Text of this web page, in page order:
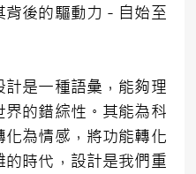
後的驅動力－自始至
是一種語彙，能夠理
的錯綜性。其能為科
為情感，將功能轉化
時代，設計是我們重